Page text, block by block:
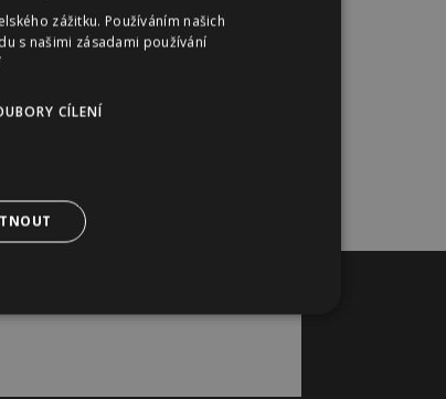
zážitku. Používáním našich
s našimi zásadami používání
CÍLENÍ